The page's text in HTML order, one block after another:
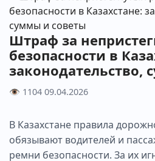
Штраф за
безопасности в
законодательство,
👁 1104 09.04.2026
В Казахстане правила
обязывают водителей и
ремни безопасности. За их